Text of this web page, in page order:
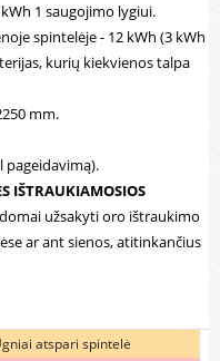
1 saugojimo lygiui.
spintelėje - 12 kWh (3 kWh
kurių kiekvienos talpa
mm.
pageidavimą).
IŠTRAUKIAMOSIOS
užsakyti oro ištraukimo
ar ant sienos, atitinkančius
atspari spintelė